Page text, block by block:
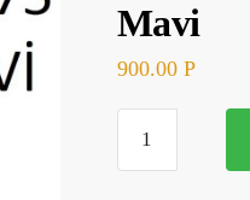
Mavi
900.00 Р
товара